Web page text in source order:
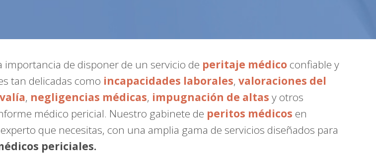
importancia de disponer de un servicio de peritaje médico confiable y
tan delicadas como incapacidades laborales,valoraciones del
, negligencias médicas, impugnación de altas y otros
médico pericial. Nuestro gabinete de peritos médicos en
que necesitas, con una amplia gama de servicios diseñados para
periciales.